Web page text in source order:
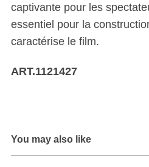
captivante pour les
essentiel pour la
caractérise le film.
ART.1121427
You may also like